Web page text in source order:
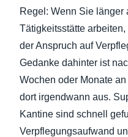
Regel: Wenn Sie länger
Tätigkeitsstätte
der Anspruch auf
Gedanke dahinter ist
Wochen oder Monate
dort irgendwann aus.
Kantine sind schnell
Verpflegungsaufwand